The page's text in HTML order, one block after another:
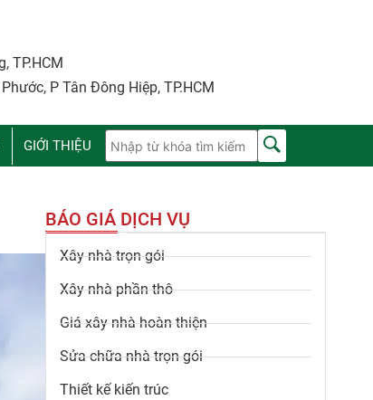
TP.HCM
P Tân Đông Hiệp, TP.HCM
GIỚI THIỆU
BÁO GIÁ DỊCH VỤ
Xây nhà trọn gói
Xây nhà phần thô
Giá xây nhà hoàn thiện
Sửa chữa nhà trọn gói
Thiết kế kiến trúc